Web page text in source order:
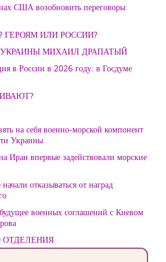
США возобновить переговоры
ИЛИ РОССИИ?
МИХАИЛ ДРАПАТЫЙ
в России в 2026 году: в Госдуме
на себя военно-морской компонент
Украины
Иран впервые задействовали морские
отказываться от наград
военных соглашений с Киевом
ОТДЕЛЕНИЯ